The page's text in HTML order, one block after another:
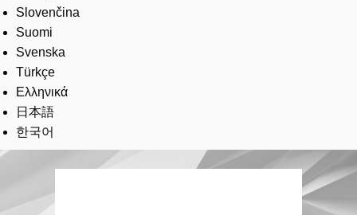
Slovenčina
Suomi
Svenska
Türkçe
Ελληνικά
日本語
한국어